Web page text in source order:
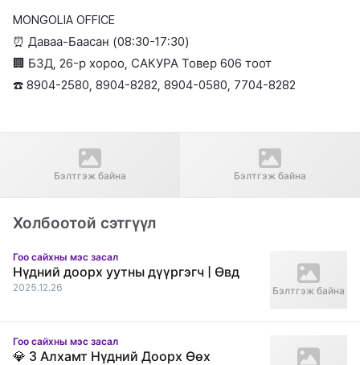
MONGOLIA OFFICE
⏰ Даваа-Баасан (08:30-17:30)
🏢 БЗД, 26-р хороо, САКУРА Товер 606 тоот
☎️ 8904-2580, 8904-8282, 8904-0580, 7704-8282
Өмнөх нийтлэл
" Apex " Гоо сайхны мэс
заслын эмнэлэг Before &
Бэлтгэж байна
Дараагийн нийтлэл
" Apex " Гоо сайхны мэс
заслын эмнэлэг Before &
Бэлтгэж байна
Холбоотой сэтгүүл
Гоо сайхны мэс засал
Нүдний доорх уутны дүүргэгч | Өвд
2025.12.26 Бэлтгэж байна
Гоо сайхны мэс засал
💎 3 Алхамт Нүдний Доорх Өөх